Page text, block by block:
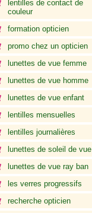
lentilles de contact de
couleur
formation opticien
promo chez un opticien
lunettes de vue femme
lunettes de vue homme
lunettes de vue enfant
lentilles mensuelles
lentilles journalières
lunettes de soleil de vue
lunettes de vue ray ban
les verres progressifs
recherche opticien